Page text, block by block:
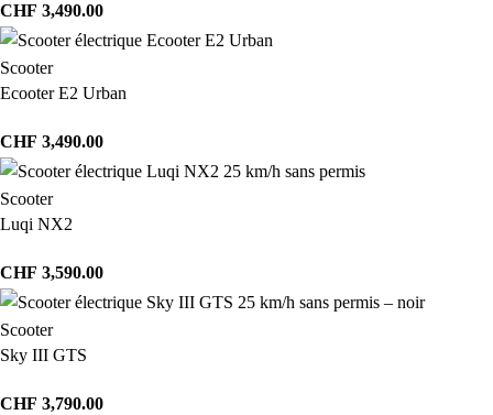
CHF 3,490.00
Scooter
Ecooter E2 Urban
CHF 3,490.00
Scooter
Luqi NX2
CHF 3,590.00
Scooter
Sky III GTS
CHF 3,790.00